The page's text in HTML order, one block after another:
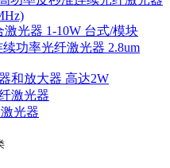
激光器 1-10W 台式/模块
功率光纤激光器 2.8um
和放大器 高达2W
激光器
光器